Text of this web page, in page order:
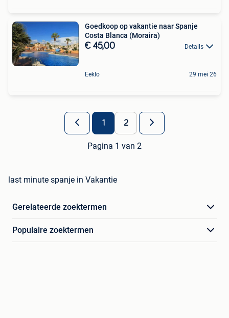
Goedkoop op vakantie naar Spanje
Costa Blanca (Moraira)
€ 45,00 Details
Eeklo 29 mei 26
1 2
Pagina 1 van 2
last minute spanje in Vakantie
Gerelateerde zoektermen
Populaire zoektermen